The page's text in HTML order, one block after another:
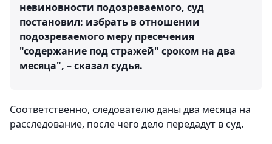
невиновности подозреваемого, суд
постановил: избрать в отношении
подозреваемого меру пресечения
"содержание под стражей" сроком на два
месяца", – сказал судья.
Соответственно, следователю даны два месяца на
расследование, после чего дело передадут в суд.